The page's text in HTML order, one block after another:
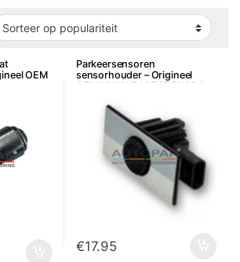
OEM
Parkeersensoren
sensorhouder – Origineel
OEM VW AUDI SEAT SKODA
€17.95